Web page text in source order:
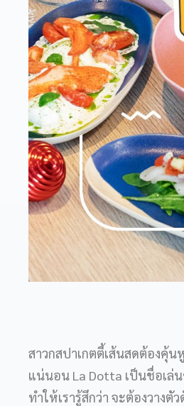
สาวกสปาเกตตี้เส้นสดต้องคุ้
แน่นอน La Dotta เป็นชื่อเล่
ทำให้เรารู้สึกว่า จะต้องวาง